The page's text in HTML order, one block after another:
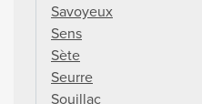
Savoyeux
Sens
Sète
Seurre
Souillac